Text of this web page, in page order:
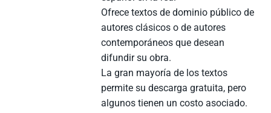
Ofrece textos de dominio público de
autores clásicos o de autores
contemporáneos que desean
difundir su obra.
La gran mayoría de los textos
permite su descarga gratuita, pero
algunos tienen un costo asociado.